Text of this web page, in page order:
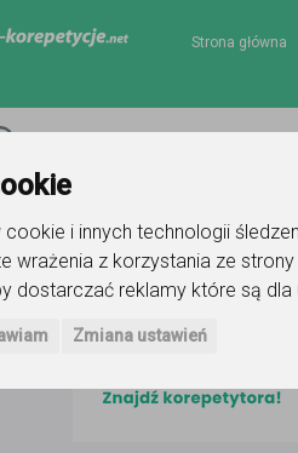
i innych technologii
wrażenia z korzystania ze
dostarczać reklamy które są
Zmiana ustawień
Strona główna